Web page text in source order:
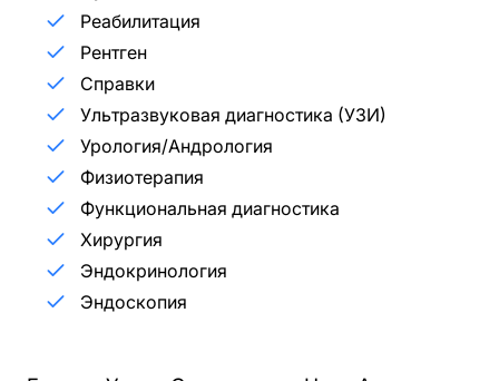
Реабилитация
Рентген
Справки
Ультразвуковая диагностика (УЗИ)
Урология/Андрология
Физиотерапия
Функциональная диагностика
Хирургия
Эндокринология
Эндоскопия